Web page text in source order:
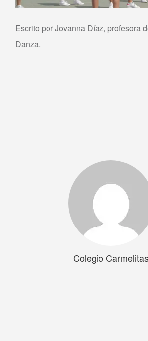
Escrito por Jovanna Díaz, profesora
Danza.
Colegio Carmelitas